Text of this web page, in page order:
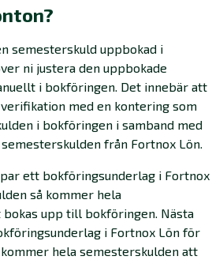
semesterskuld uppbokad i
ni justera den uppbokade
i bokföringen. Det innebär att
med en kontering som
i bokföringen i samband med
från Fortnox Lön.
ett bokföringsunderlag i Fortnox
så kommer hela
upp till bokföringen. Nästa
i Fortnox Lön för
hela semesterskulden att